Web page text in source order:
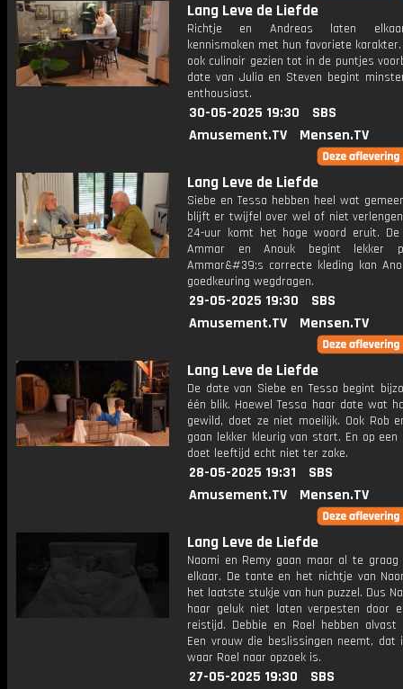
Lang Leve de Liefde
Richtje en Andreas laten
kennismaken met hun favoriete
ook culinair gezien tot in de puntjes
date van Julia en Steven begint
enthousiast.
30-05-2025 19:30
SBS
Amusement.TV
Mensen.TV
Lang Leve de Liefde
Siebe en Tessa hebben heel wat
blijft er twijfel over wel of niet
24-uur komt het hoge woord eruit.
Ammar en Anouk begint lekker
Ammar&#39;s correcte kleding kan
goedkeuring wegdragen.
29-05-2025 19:30
SBS
Amusement.TV
Mensen.TV
Lang Leve de Liefde
De date van Siebe en Tessa begint
één blik. Hoewel Tessa haar date wat
gewild, doet ze niet moeilijk. Ook Rob
gaan lekker kleurig van start. En op een
doet leeftijd echt niet ter zake.
28-05-2025 19:31
SBS
Amusement.TV
Mensen.TV
Lang Leve de Liefde
Naomi en Remy gaan maar al te
elkaar. De tante en het nichtje van
het laatste stukje van hun puzzel. Dus
haar geluk niet laten verpesten door
reistijd. Debbie en Roel hebben alvast
Een vrouw die beslissingen neemt, dat
waar Roel naar opzoek is.
27-05-2025 19:30
SBS